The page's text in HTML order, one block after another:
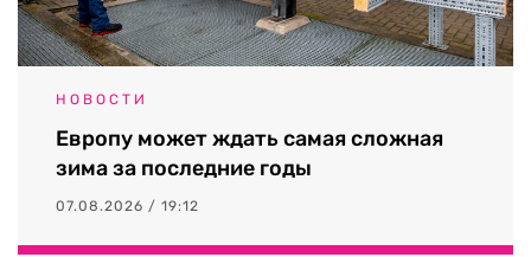
НОВОСТИ
Европу может ждать самая сложная
зима за последние годы
07.08.2026 / 19:12